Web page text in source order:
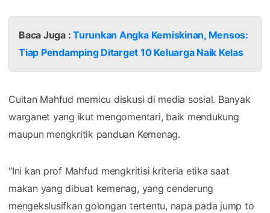
Baca Juga :Turunkan Angka Kemiskinan, Mensos:
Tiap Pendamping Ditarget 10 Keluarga Naik Kelas
Cuitan Mahfud memicu diskusi di media sosial. Banyak
warganet yang ikut mengomentari, baik mendukung
maupun mengkritik panduan Kemenag.
"Ini kan prof Mahfud mengkritisi kriteria etika saat
makan yang dibuat kemenag, yang cenderung
mengekslusifkan golongan tertentu, napa pada jump to